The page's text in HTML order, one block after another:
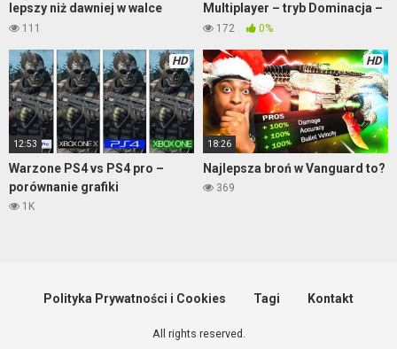
lepszy niż dawniej w walce
wręcz
111
Multiplayer – tryb Dominacja –
mapa Moscow
172 0%
HD
12:53
Warzone PS4 vs PS4 pro –
porównanie grafiki
1K
HD
18:26
Najlepsza broń w Vanguard to?
369
Polityka Prywatności i Cookies Tagi Kontakt
All rights reserved.